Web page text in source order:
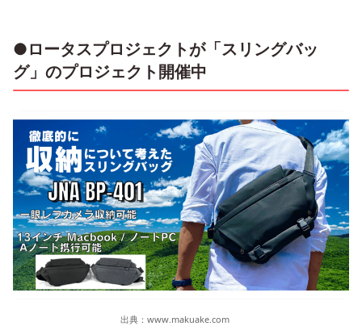
●ロータスプロジェクトが「スリングバッ
グ」のプロジェクト開催中
出典： www.makuake.com